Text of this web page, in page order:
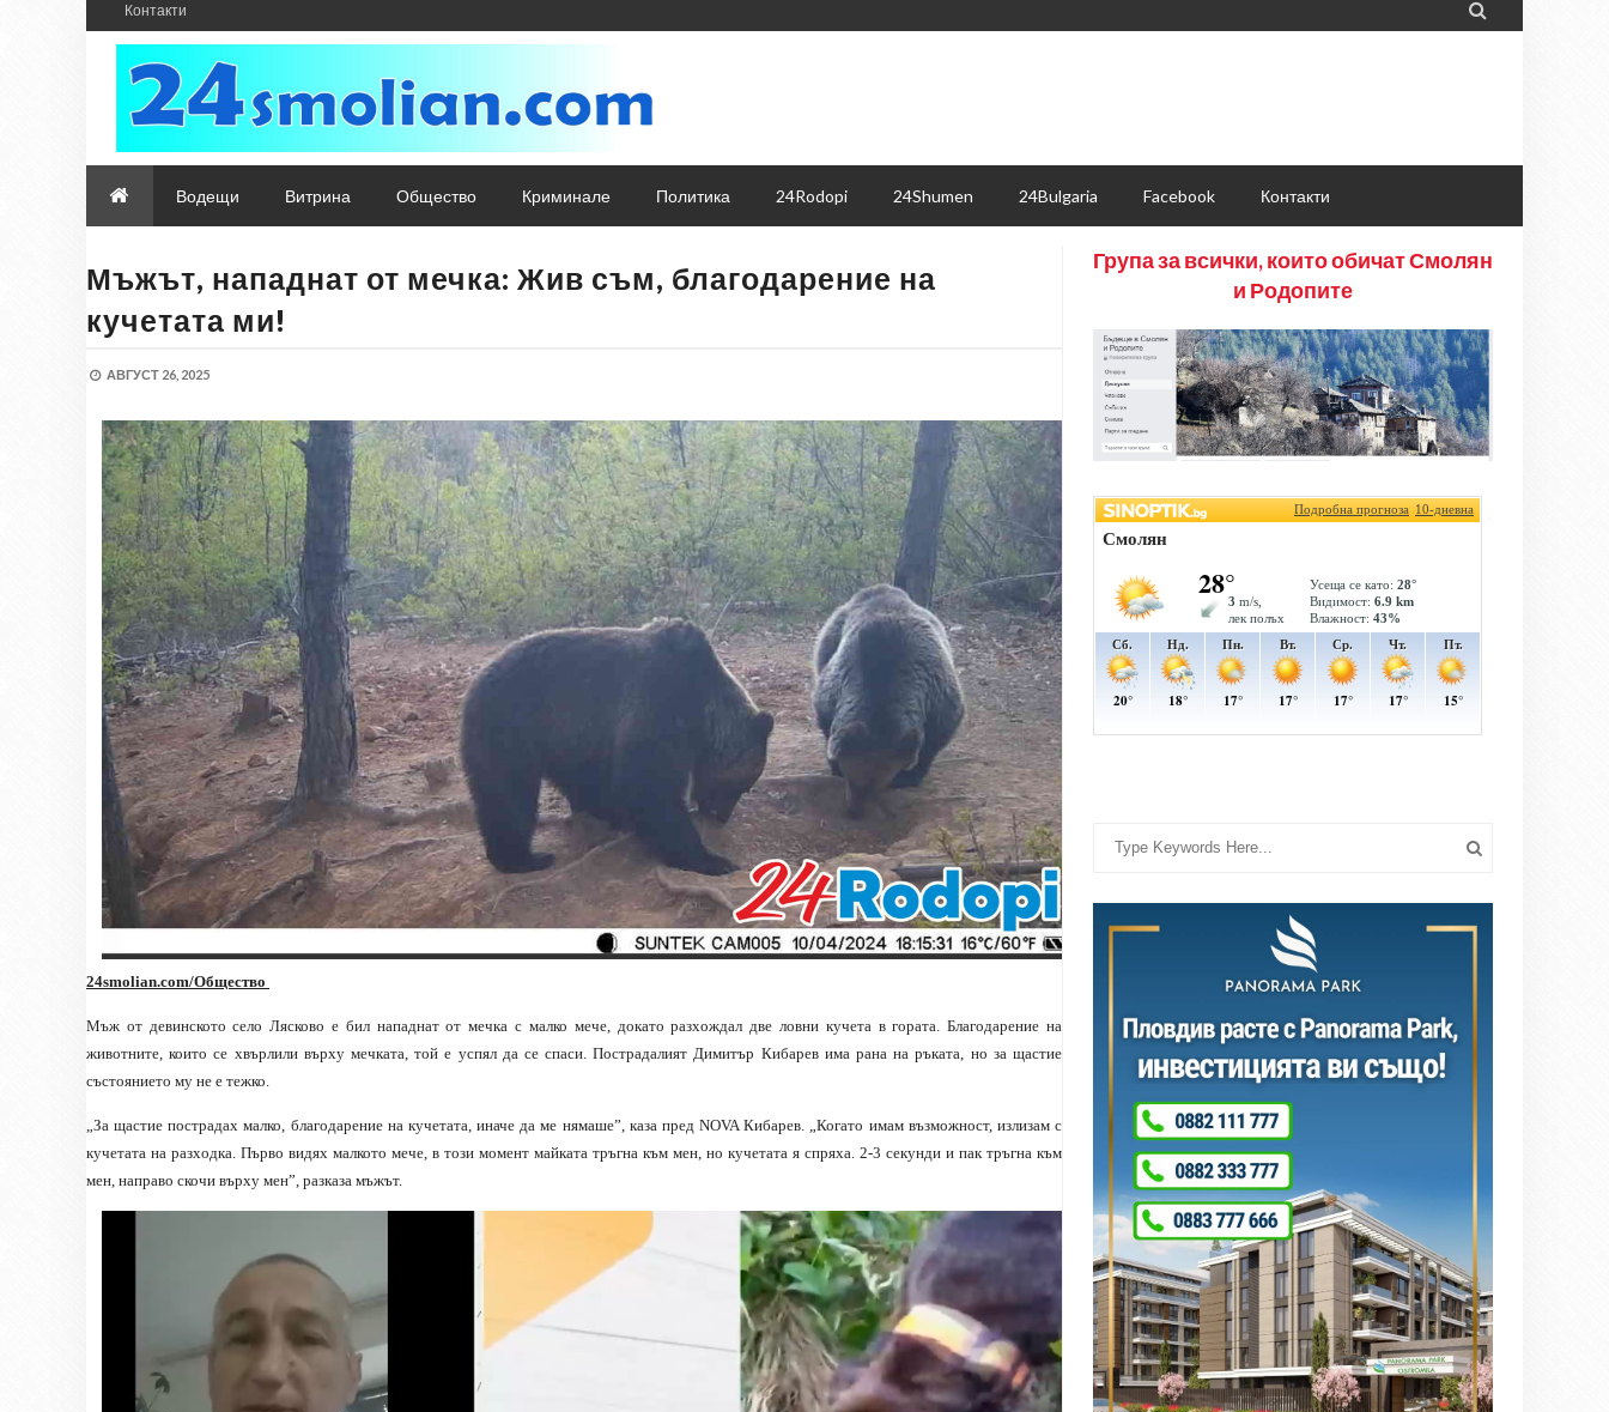
Контакти 
Водещи Витрина Общество Криминале Политика 24Rodopi 24Shumen 24Bulgaria Facebook Контакти
Мъжът, нападнат от мечка: Жив съм, благодарение на
кучетата ми!
АВГУСТ 26, 2025
24smolian.com/Общество
Мъж от девинското село Лясково е бил нападнат от мечка с малко мече, докато разхождал две ловни кучета в гората. Благодарение на
животните, които се хвърлили върху мечката, той е успял да се спаси. Пострадалият Димитър Кибарев има рана на ръката, но за щастие
състоянието му не е тежко.
„За щастие пострадах малко, благодарение на кучетата, иначе да ме нямаше”, каза пред NOVA Кибарев. „Когато имам възможност, излизам с
кучетата на разходка. Първо видях малкото мече, в този момент майката тръгна към мен, но кучетата я спряха. 2-3 секунди и пак тръгна към
мен, направо скочи върху мен”, разказа мъжът.
Група за всички, които обичат Смолян
и Родопите